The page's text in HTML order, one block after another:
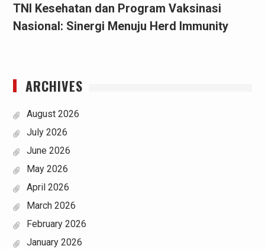
TNI Kesehatan dan Program Vaksinasi
Nasional: Sinergi Menuju Herd Immunity
ARCHIVES
August 2026
July 2026
June 2026
May 2026
April 2026
March 2026
February 2026
January 2026